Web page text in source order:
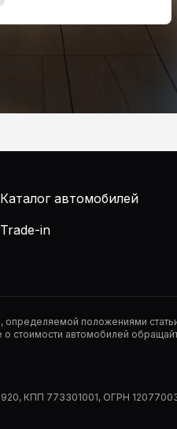
Каталог автомобилей
Trade-in
определяемой положениями
стоимости автомобилей
КПП 773301001, ОГРН